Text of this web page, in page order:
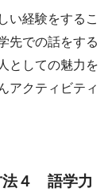
い経験をするこ
先での話をする
としての魅力を
アクティビティ
法４ 語学力